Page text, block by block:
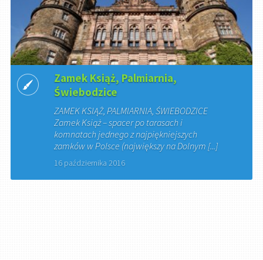
Zamek Książ, Palmiarnia,
Świebodzice
ZAMEK KSIĄŻ, PALMIARNIA, ŚWIEBODZICE
Zamek Książ – spacer po tarasach i
komnatach jednego z najpiękniejszych
zamków w Polsce (największy na Dolnym [...]
16 października 2016